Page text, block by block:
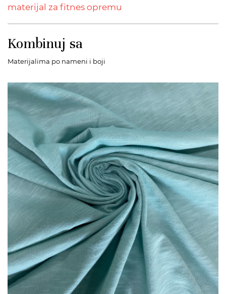
materijal za fitnes opremu
Kombinuj sa
Materijalima po nameni i boji